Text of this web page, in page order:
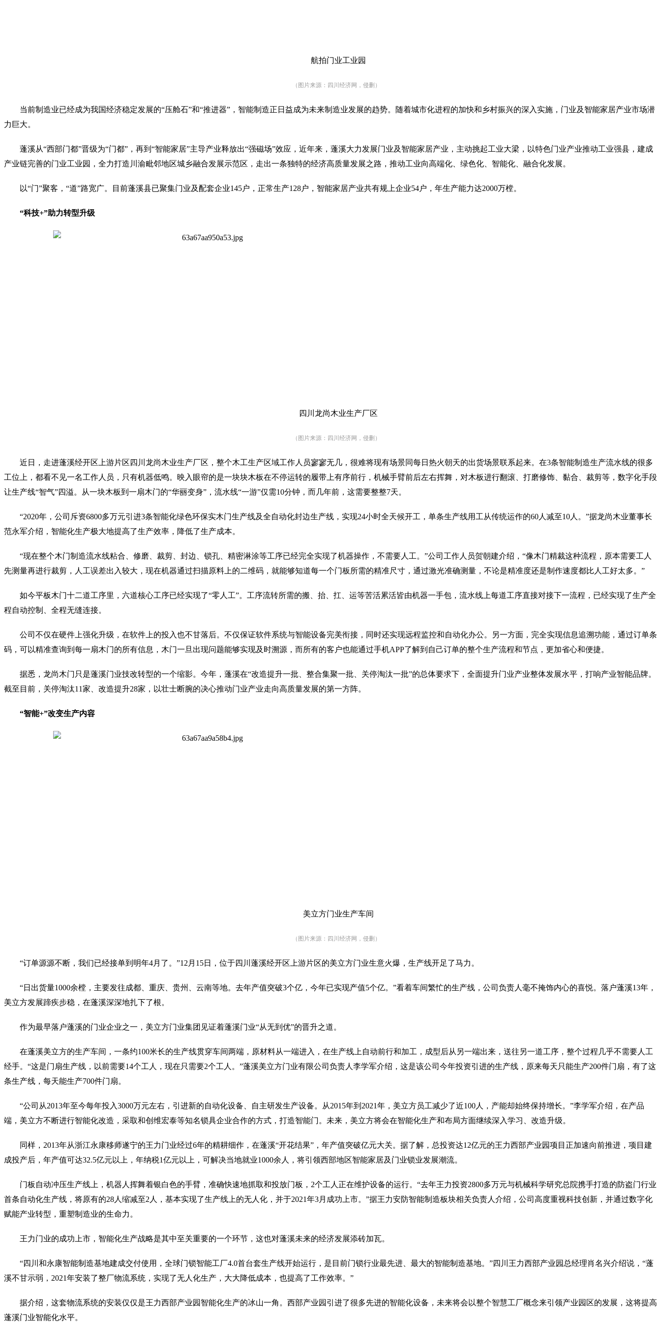
航拍门业工业园
（图片来源：四川经济网，侵删）
当前制造业已经成为我国经济稳定发展的“压舱石”和“推进器”，智能制造正日益成为未来制造业发展的趋势。随着城市化进程的加快和乡村振兴的深入实施，门业及智能家居产业市场潜
力巨大。
蓬溪从“西部门都”晋级为“门都”，再到“智能家居”主导产业释放出“强磁场”效应，近年来，蓬溪大力发展门业及智能家居产业，主动挑起工业大梁，以特色门业产业推动工业强县，建成
产业链完善的门业工业园，全力打造川渝毗邻地区城乡融合发展示范区，走出一条独特的经济高质量发展之路，推动工业向高端化、绿色化、智能化、融合化发展。
以“门”聚客，“道”路宽广。目前蓬溪县已聚集门业及配套企业145户，正常生产128户，智能家居产业共有规上企业54户，年生产能力达2000万樘。
“科技+”助力转型升级
四川龙尚木业生产厂区
（图片来源：四川经济网，侵删）
近日，走进蓬溪经开区上游片区四川龙尚木业生产厂区，整个木工生产区域工作人员寥寥无几，很难将现有场景同每日热火朝天的出货场景联系起来。在3条智能制造生产流水线的很多
工位上，都看不见一名工作人员，只有机器低鸣。映入眼帘的是一块块木板在不停运转的履带上有序前行，机械手臂前后左右挥舞，对木板进行翻滚、打磨修饰、黏合、裁剪等，数字化手段
让生产线“智气”四溢。从一块木板到一扇木门的“华丽变身”，流水线“一游”仅需10分钟，而几年前，这需要整整7天。
“2020年，公司斥资6800多万元引进3条智能化绿色环保实木门生产线及全自动化封边生产线，实现24小时全天候开工，单条生产线用工从传统运作的60人减至10人。”据龙尚木业董事长
范永军介绍，智能化生产极大地提高了生产效率，降低了生产成本。
“现在整个木门制造流水线粘合、修磨、裁剪、封边、锁孔、精密淋涂等工序已经完全实现了机器操作，不需要人工。”公司工作人员贺朝建介绍，“像木门精裁这种流程，原本需要工人
先测量再进行裁剪，人工误差出入较大，现在机器通过扫描原料上的二维码，就能够知道每一个门板所需的精准尺寸，通过激光准确测量，不论是精准度还是制作速度都比人工好太多。”
如今平板木门十二道工序里，六道核心工序已经实现了“零人工”。工序流转所需的搬、抬、扛、运等苦活累活皆由机器一手包，流水线上每道工序直接对接下一流程，已经实现了生产全
程自动控制、全程无缝连接。
公司不仅在硬件上强化升级，在软件上的投入也不甘落后。不仅保证软件系统与智能设备完美衔接，同时还实现远程监控和自动化办公。另一方面，完全实现信息追溯功能，通过订单条
码，可以精准查询到每一扇木门的所有信息，木门一旦出现问题能够实现及时溯源，而所有的客户也能通过手机APP了解到自己订单的整个生产流程和节点，更加省心和便捷。
据悉，龙尚木门只是蓬溪门业技改转型的一个缩影。今年，蓬溪在“改造提升一批、整合集聚一批、关停淘汰一批”的总体要求下，全面提升门业产业整体发展水平，打响产业智能品牌。
截至目前，关停淘汰11家、改造提升28家，以壮士断腕的决心推动门业产业走向高质量发展的第一方阵。
“智能+”改变生产内容
美立方门业生产车间
（图片来源：四川经济网，侵删）
“订单源源不断，我们已经接单到明年4月了。”12月15日，位于四川蓬溪经开区上游片区的美立方门业生意火爆，生产线开足了马力。
“日出货量1000余樘，主要发往成都、重庆、贵州、云南等地。去年产值突破3个亿，今年已实现产值5个亿。”看着车间繁忙的生产线，公司负责人毫不掩饰内心的喜悦。落户蓬溪13年，
美立方发展蹄疾步稳，在蓬溪深深地扎下了根。
作为最早落户蓬溪的门业企业之一，美立方门业集团见证着蓬溪门业“从无到优”的晋升之道。
在蓬溪美立方的生产车间，一条约100米长的生产线贯穿车间两端，原材料从一端进入，在生产线上自动前行和加工，成型后从另一端出来，送往另一道工序，整个过程几乎不需要人工
经手。“这是门扇生产线，以前需要14个工人，现在只需要2个工人。”蓬溪美立方门业有限公司负责人李学军介绍，这是该公司今年投资引进的生产线，原来每天只能生产200件门扇，有了这
条生产线，每天能生产700件门扇。
“公司从2013年至今每年投入3000万元左右，引进新的自动化设备、自主研发生产设备。从2015年到2021年，美立方员工减少了近100人，产能却始终保持增长。”李学军介绍，在产品
端，美立方不断进行智能化改造，采取和创维宏泰等知名锁具企业合作的方式，打造智能门。未来，美立方将会在智能化生产和布局方面继续深入学习、改造升级。
同样，2013年从浙江永康移师遂宁的王力门业经过6年的精耕细作，在蓬溪“开花结果”，年产值突破亿元大关。据了解，总投资达12亿元的王力西部产业园项目正加速向前推进，项目建
成投产后，年产值可达32.5亿元以上，年纳税1亿元以上，可解决当地就业1000余人，将引领西部地区智能家居及门业锁业发展潮流。
门板自动冲压生产线上，机器人挥舞着银白色的手臂，准确快速地抓取和投放门板，2个工人正在维护设备的运行。“去年王力投资2800多万元与机械科学研究总院携手打造的防盗门行业
首条自动化生产线，将原有的28人缩减至2人，基本实现了生产线上的无人化，并于2021年3月成功上市。”据王力安防智能制造板块相关负责人介绍，公司高度重视科技创新，并通过数字化
赋能产业转型，重塑制造业的生命力。
王力门业的成功上市，智能化生产战略是其中至关重要的一个环节，这也对蓬溪未来的经济发展添砖加瓦。
“四川和永康智能制造基地建成交付使用，全球门锁智能工厂4.0首台套生产线开始运行，是目前门锁行业最先进、最大的智能制造基地。”四川王力西部产业园总经理肖名兴介绍说，“蓬
溪不甘示弱，2021年安装了整厂物流系统，实现了无人化生产，大大降低成本，也提高了工作效率。”
据介绍，这套物流系统的安装仅仅是王力西部产业园智能化生产的冰山一角。西部产业园引进了很多先进的智能化设备，未来将会以整个智慧工厂概念来引领产业园区的发展，这将提高
蓬溪门业智能化水平。